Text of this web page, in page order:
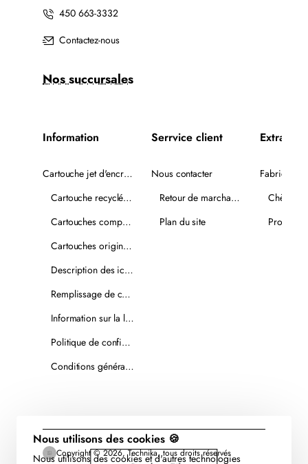
Nous utilisons des cookies 🍪
Nous utilisons des cookies et d'autres technologies
450 663-3332
Contactez-nous
Nos succursales
Information
Cartouche jet d'encre recyclée
Cartouche recyclée PLUS
Cartouches compatibles
Cartouches originales
Description des icônes
Remplissage de cartouches
Information sur la livraison
Politique de confidentialité
Conditions générales de vente
Serrvice client
Nous contacter
Retour de marchandise
Plan du site
Extra
Fabricants
Copyright © 2026, Technika, tous droits réservés